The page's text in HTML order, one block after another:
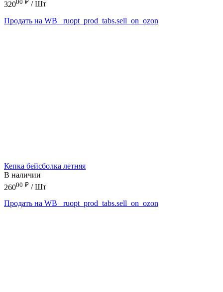
320
/ Шт
Продать на WB
_ruopt_prod_tabs.sell_on_ozon
Кепка бейсболка летняя
В наличии
26000 ₽ / Шт
Продать на WB
_ruopt_prod_tabs.sell_on_ozon